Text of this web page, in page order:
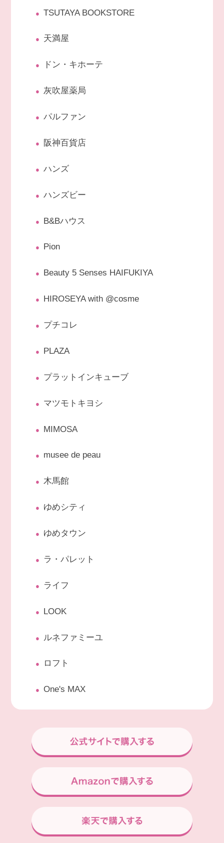
TSUTAYA BOOKSTORE
天満屋
ドン・キホーテ
灰吹屋薬局
パルファン
阪神百貨店
ハンズ
ハンズビー
B&Bハウス
Pion
Beauty 5 Senses HAIFUKIYA
HIROSEYA with @cosme
プチコレ
PLAZA
プラットインキューブ
マツモトキヨシ
MIMOSA
musee de peau
木馬館
ゆめシティ
ゆめタウン
ラ・パレット
ライフ
LOOK
ルネファミーユ
ロフト
One's MAX